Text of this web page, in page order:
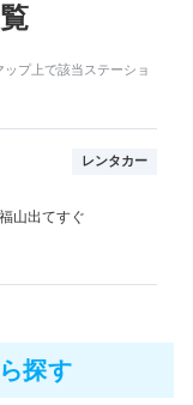
プ上で該当ステーショ
レンタカー
山出てすぐ
探す